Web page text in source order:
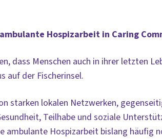
Hospizarbeit in Caring
dass Menschen auch in ihrer letzten
auf der Fischerinsel.
starken lokalen Netzwerken,
Teilhabe und soziale
ambulante Hospizarbeit bislang häufig